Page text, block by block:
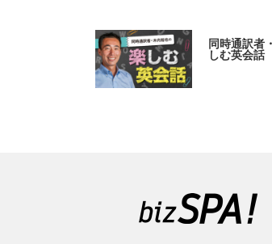
同時通訳者
しむ英会話